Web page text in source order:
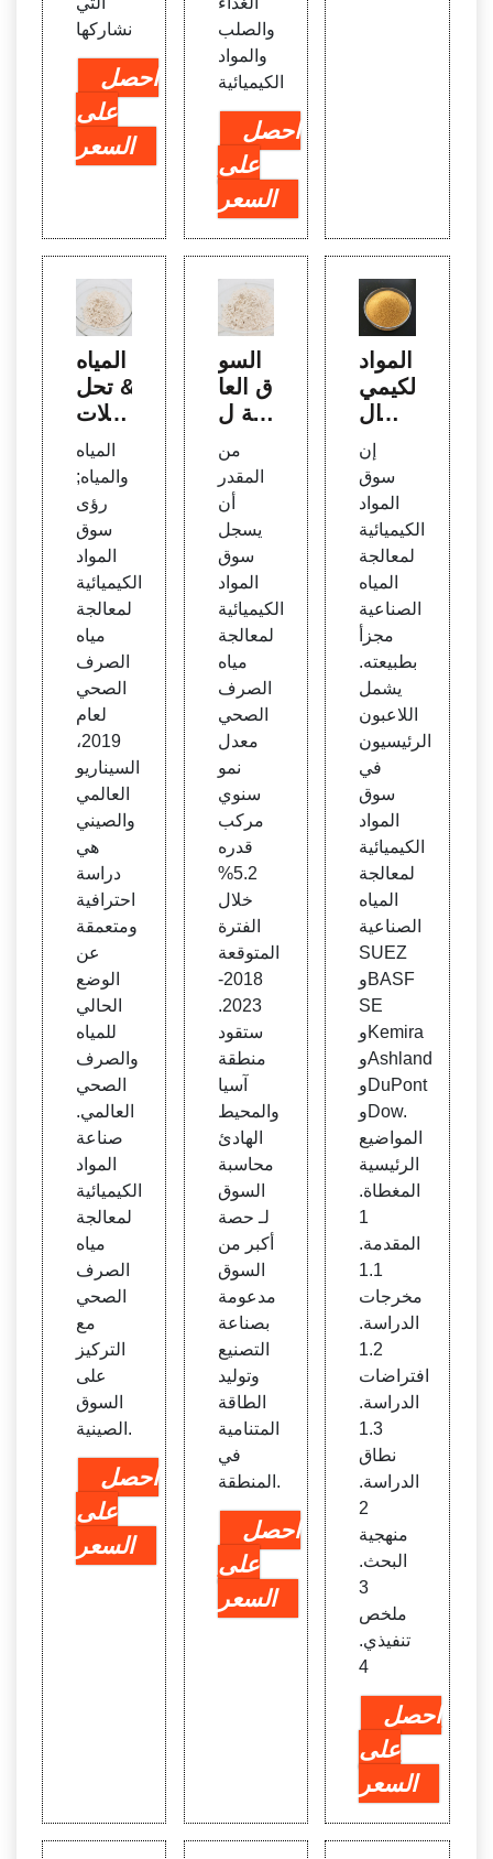
نشاركها
احصل
على
السعر
والصلب
والمواد
الكيميائية
احصل
على
السعر
المياه
& تحل
يلات
سوق
المواد
الكيمي
ائية ل
معالج
ة مياه
الصر
ف ال
صحي
المياه
والمياه;
رؤى
سوق
المواد
الكيميائية
لمعالجة
مياه
الصرف
الصحي
لعام
2019،
السيناريو
العالمي
والصيني
هي
دراسة
احترافية
ومتعمقة
عن
الوضع
الحالي
للمياه
والصرف
الصحي
العالمي.
صناعة
المواد
الكيميائية
لمعالجة
مياه
الصرف
الصحي
مع
التركيز
على
السوق
الصينية.
احصل
على
السعر
السو
ق العا
لمية ل
الكيمي
ائية ل
معالج
ة مياه
الصر
ف ال
صحي
- مجز
أة
من
المقدر
أن
يسجل
سوق
المواد
الكيميائية
لمعالجة
مياه
الصرف
الصحي
معدل
نمو
سنوي
مركب
قدره
5.2%
خلال
الفترة
المتوقعة
2018-
2023.
ستقود
منطقة
آسيا
والمحيط
الهادئ
محاسبة
السوق
لـ حصة
أكبر من
السوق
مدعومة
بصناعة
التصنيع
وتوليد
الطاقة
المتنامية
في
المنطقة.
احصل
على
السعر
المواد
الكيمي
ائية ال
عالمي
ة لمعا
لجة ال
مياه ال
صناعي
ة - أخ
بار A
P
إن
سوق
المواد
الكيميائية
لمعالجة
المياه
الصناعية
مجزأ
بطبيعته.
يشمل
اللاعبون
الرئيسيون
في
سوق
المواد
الكيميائية
لمعالجة
المياه
الصناعية
SUEZ
وBASF
SE
وKemira
وAshland
وDuPont
وDow.
المواضيع
الرئيسية
المغطاة.
1
المقدمة.
1.1
مخرجات
الدراسة.
1.2
افتراضات
الدراسة.
1.3
نطاق
الدراسة.
2
منهجية
البحث.
3
ملخص
تنفيذي.
4
احصل
على
السعر